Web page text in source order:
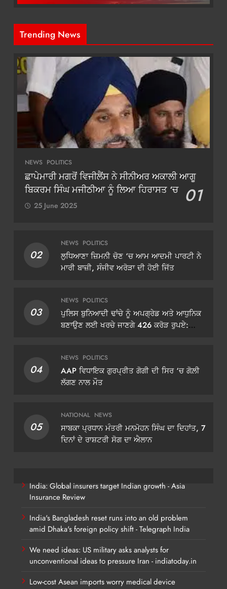
Trending News
NEWS POLITICS
ਛਾਪੇਮਾਰੀ ਮਗਰੋਂ ਵਿਜੀਲੈਂਸ ਨੇ ਸੀਨੀਅਰ ਅਕਾਲੀ ਆਗੂ
ਬਿਕਰਮ ਸਿੰਘ ਮਜੀਠੀਆ ਨੂੰ ਲਿਆ ਹਿਰਾਸਤ ‘ਚ 01
25 June 2025
02
NEWS POLITICS
ਲੁਧਿਆਣਾ ਜ਼ਿਮਨੀ ਚੋਣ ‘ਚ ਆਮ ਆਦਮੀ ਪਾਰਟੀ ਨੇ
ਮਾਰੀ ਬਾਜ਼ੀ, ਸੰਜੀਵ ਅਰੋੜਾ ਦੀ ਹੋਈ ਜਿੱਤ
03
NEWS POLITICS
ਪੁਲਿਸ ਬੁਨਿਆਦੀ ਢਾਂਚੇ ਨੂੰ ਅਪਗ੍ਰੇਡ ਅਤੇ ਆਧੁਨਿਕ
ਬਣਾਉਣ ਲਈ ਖਰਚੇ ਜਾਣਗੇ 426 ਕਰੋੜ ਰੁਪਏ:
04
NEWS POLITICS
AAP ਵਿਧਾਇਕ ਗੁਰਪ੍ਰੀਤ ਗੋਗੀ ਦੀ ਸਿਰ ‘ਚ ਗੋਲ਼ੀ
ਲੱਗਣ ਨਾਲ ਮੌਤ
05
NATIONAL NEWS
ਸਾਬਕਾ ਪ੍ਰਧਾਨ ਮੰਤਰੀ ਮਨਮੋਹਨ ਸਿੰਘ ਦਾ ਦਿਹਾਂਤ, 7
ਦਿਨਾਂ ਦੇ ਰਾਸ਼ਟਰੀ ਸੋਗ ਦਾ ਐਲਾਨ
India: Global insurers target Indian growth - Asia
Insurance Review
India's Bangladesh reset runs into an old problem
amid Dhaka's foreign policy shift - Telegraph India
We need ideas: US military asks analysts for
unconventional ideas to pressure Iran - indiatoday.in
Low-cost Asean imports worry medical device